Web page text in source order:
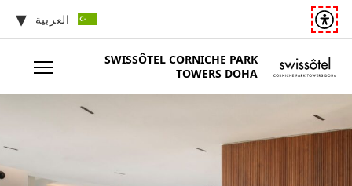
العربية
SWISSÔTEL CORNICHE PARK
TOWERS DOHA